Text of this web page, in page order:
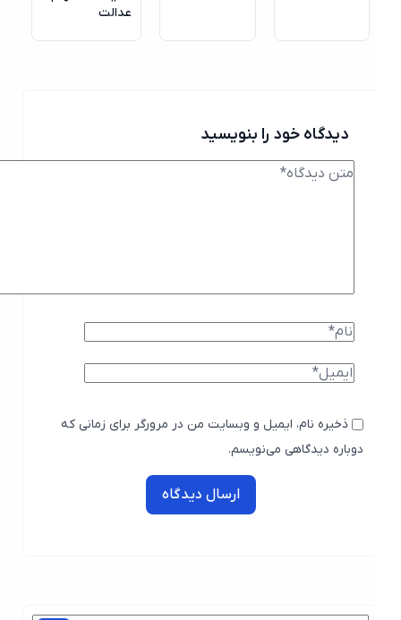
عدالت
دیدگاه خود را بنویسید
ذخیره نام، ایمیل و وبسایت من در مرورگر برای زمانی که
دوباره دیدگاهی می‌نویسم.
ارسال دیدگاه